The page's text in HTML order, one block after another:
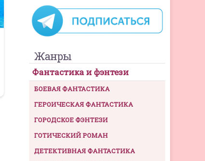
Жанры
Фантастика и фэнтези
БОЕВАЯ ФАНТАСТИКА
ГЕРОИЧЕСКАЯ ФАНТАСТИКА
ГОРОДСКОЕ ФЭНТЕЗИ
ГОТИЧЕСКИЙ РОМАН
ДЕТЕКТИВНАЯ ФАНТАСТИКА